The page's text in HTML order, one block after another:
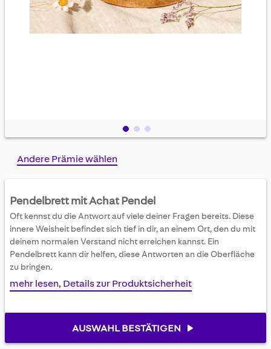
Skip
the
beginning
of
the
images
gallery
Andere Prämie wählen
Pendelbrett mit Achat Pendel
Oft kennst du die Antwort auf viele deiner Fragen bereits. Diese
innere Weisheit befindet sich tief in dir, an einem Ort, den du mit
deinem normalen Verstand nicht erreichen kannst. Ein
Pendelbrett kann dir helfen, diese Antworten an die Oberfläche
zu bringen.
mehr lesen, Details zur Produktsicherheit
AUSWAHL BESTÄTIGEN